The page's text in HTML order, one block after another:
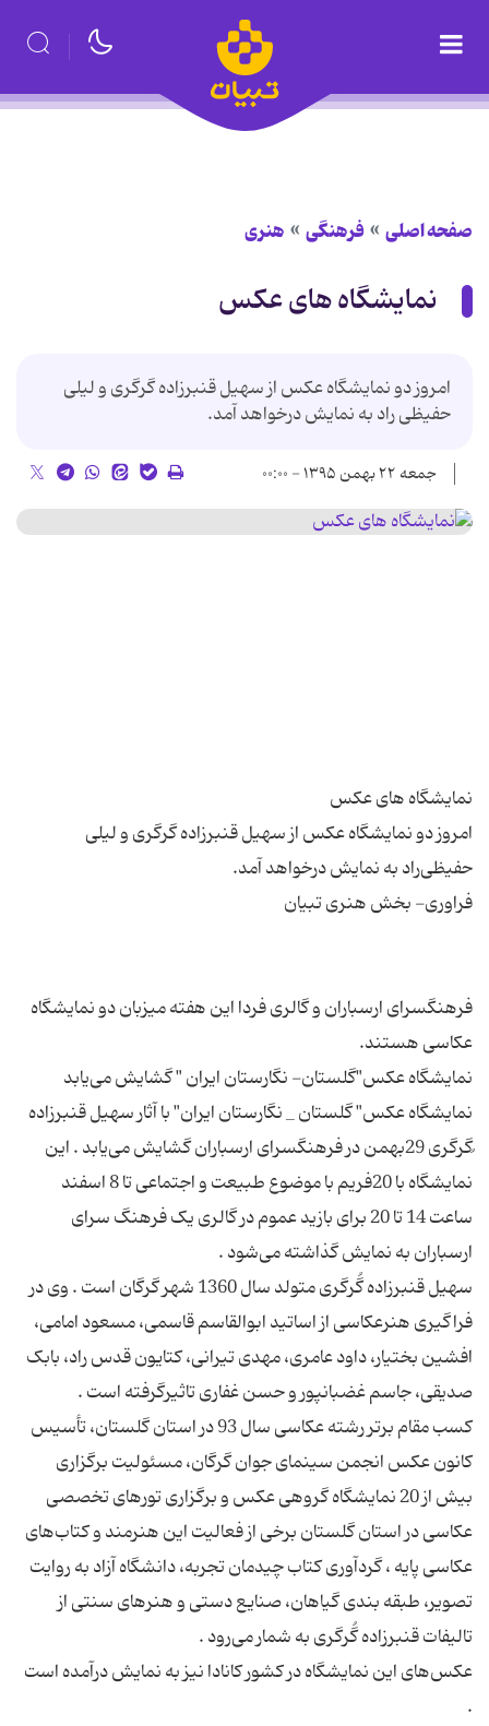
صفحه اصلی فرهنگی هنری
نمایشگاه های عکس
امروز دو نمایشگاه عکس از سهیل قنبرزاده گرگری و لیلی
حفیظی راد به نمایش درخواهد آمد.
جمعه ۲۲ بهمن ۱۳۹۵ - ۰۰:۰۰
امروز دو نمایشگاه عکس از سهیل قنبرزاده گرگری و لیلی
فرهنگسرای ارسباران و گالری فردا این هفته میزبان دو نمایشگاه
نمایشگاه عکس" گلستان _ نگارستان ایران" با آثار سهیل قنبرزاده
ُگرگری 29بهمن در فرهنگسرای ارسباران گشایش می‌یابد . این
نمایشگاه با 20فریم با موضوع طبیعت و اجتماعی تا 8 اسفند
ساعت 14 تا 20 برای بازید عموم در گالری یک فرهنگ سرای
سهیل قنبرزاده گُرگری متولد سال 1360 شهر گرگان است . وی در
فراگیری هنرعکاسی از اساتید ابوالقاسم قاسمی، مسعود امامی،
افشین بختیار، داود عامری، مهدی تیرانی، کتایون قدس راد، بابک
کسب مقام برتر رشته عکاسی سال 93 در استان گلستان، تأسیس
کانون عکس انجمن سینمای جوان گرگان، مسئولیت برگزاری
بیش از 20 نمایشگاه گروهی عکس و برگزاری تورهای تخصصی
عکاسی در استان گلستان برخی از فعالیت این هنرمند و کتاب‌های
عکاسی پایه ، گردآوری کتاب چیدمان تجربه، دانشگاه آزاد به روایت
تصویر، طبقه بندی گیاهان، صنایع دستی و هنرهای سنتی از
عکس‌های این نمایشگاه در کشور کانادا نیز به نمایش درآمده است